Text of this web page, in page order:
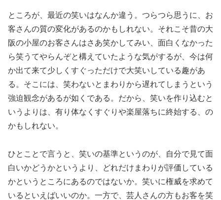
ところが、最近の笑いはなんか違う。つらつら思うに、お
客さんの質の変化があるのかもしれない。それこそ昔の大
阪の小屋のお客さんはさあ笑かしてみい、面白くなかった
ら笑うてやらんぞと構えていたような気がするが、今は何
か出て来て少しくすぐっただけで大笑いしている趣があ
る。そこには、笑わないとまわりから遅れてしまうという
強迫観念があるが如くである。だから、笑いを作り込むと
いうよりは、有り体なくすぐりや楽屋落ちに終始する、の
かもしれない。
ひとことで言うと、笑いの基準というのが、自分で見て面
白いかどうかというより、どれだけまわりが評価している
かというところにあるのではないか。笑いに権威を求めて
いるといえばいいのか。一方で、芸人さんの方もお客を笑